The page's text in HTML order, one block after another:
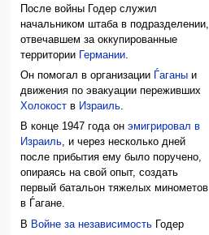
После войны Годер служил
начальником штаба в подразделении,
отвечавшем за оккупированные
территории Германии
Он помогал в организации
Ѓаганы и
движения по эвакуации переживших
Холокост в Израиль.
В конце 1947 года онэмигрировал в
Израиль, и через несколько дней
после прибытия ему было поручено,
опираясь на свой опыт, создать
первый батальон тяжелых минометов
в Ѓагане.
В Войне за независимость Годер